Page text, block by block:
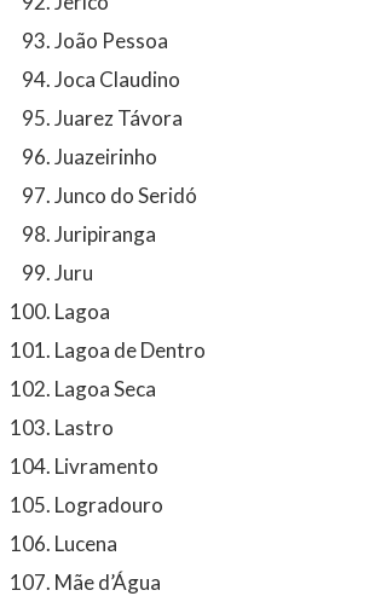
João Pessoa
Joca Claudino
Juarez Távora
Juazeirinho
Junco do Seridó
Juripiranga
Juru
Lagoa
Lagoa de Dentro
Lagoa Seca
Lastro
Livramento
Logradouro
Lucena
Mãe d’Água